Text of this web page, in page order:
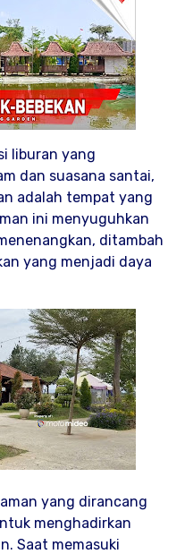
liburan yang
dan suasana santai,
adalah tempat yang
ini menyuguhkan
ditambah
yang menjadi daya
yang dirancang
menghadirkan
Saat memasuki